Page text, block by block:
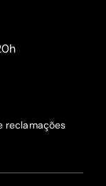
reclamações